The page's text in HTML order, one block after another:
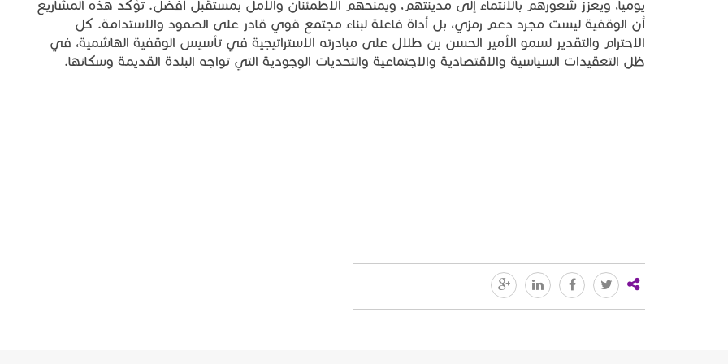
يومياً، ويعزز شعورهم بالانتماء إلى مدينتهم، ويمنحهم الاطمئنان والأمل بمستقبل أفضل. تؤكد هذه المشاريع
أن الوقفية ليست مجرد دعم رمزي، بل أداة فاعلة لبناء مجتمع قوي قادر على الصمود والاستدامة. كل
الاحترام والتقدير لسمو الأمير الحسن بن طلال على مبادرته الاستراتيجية في تأسيس الوقفية الهاشمية، في
ظل التعقيدات السياسية والاقتصادية والاجتماعية والتحديات الوجودية التي تواجه البلدة القديمة وسكانها.